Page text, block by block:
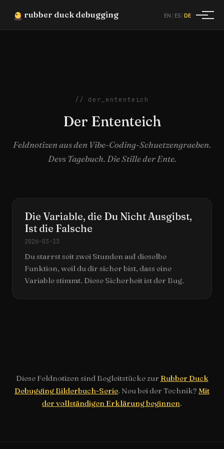
rubber duck debugging EN | ES | DE
// der_ententeich
Der Ententeich
Feldnotizen aus den Vibe-Coding-Schuetzengraeben.
Devs Tagebuch. Die Stille der Ente.
Die Variable, die Du Nicht Ausgibst,
Ist die Falsche
2026-03-13
Du starrst seit zwei Stunden auf dieselbe
Funktion, weil du dir sicher bist, dass eine
Variable stimmt. Diese Sicherheit ist der Bug.
Diese Feldnotizen sind Begleitstücke zur Rubber Duck
Debugging Bilderbuch-Serie. Neu bei der Technik? Mit
der vollständigen Erklärung beginnen.